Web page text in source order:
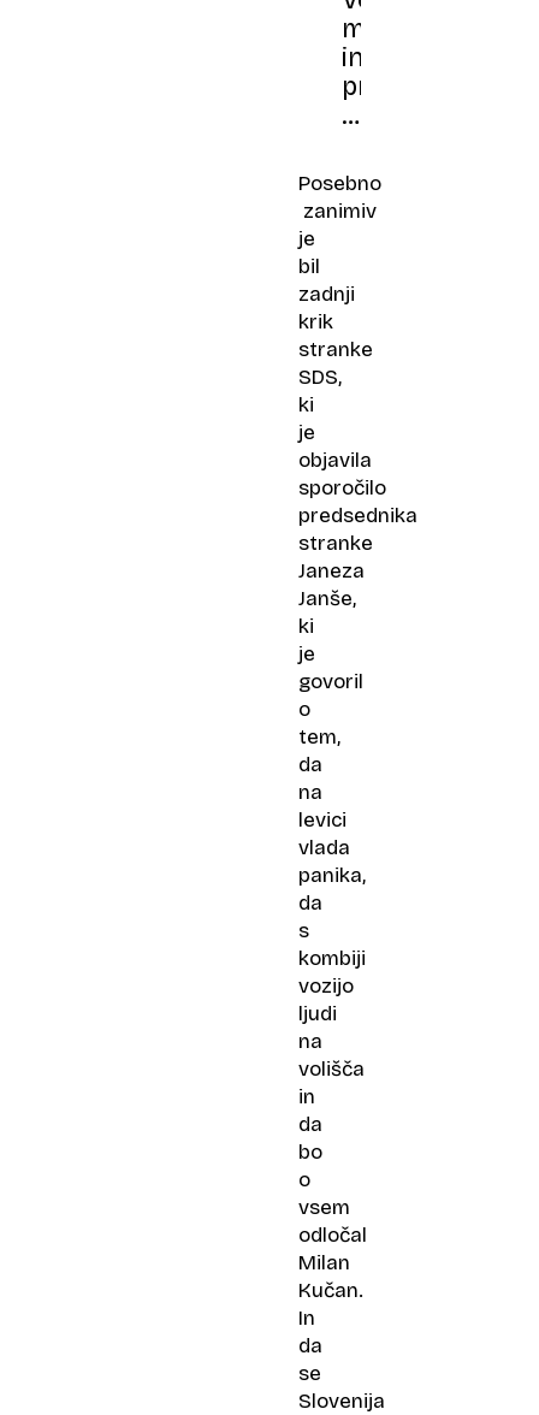
molk
in
prepoved
nagovarjanja
Posebno
zanimiv
je
bil
zadnji
krik
stranke
SDS,
ki
je
objavila
sporočilo
predsednika
stranke
Janeza
Janše,
ki
je
govoril
o
tem,
da
na
levici
vlada
panika,
da
s
kombiji
vozijo
ljudi
na
volišča
in
da
bo
o
vsem
odločal
Milan
Kučan.
In
da
se
Slovenija